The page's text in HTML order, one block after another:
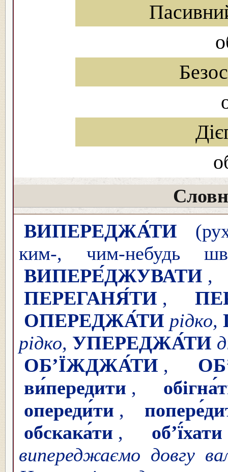
ВИПЕРЕДЖА́ТИ
ким-, чим-небудь
ВИПЕРЕ́ДЖУВАТИ ,
ПЕРЕГАНЯ́ТИ ,
ОПЕРЕДЖА́ТИ рідко,
рідко, УПЕРЕДЖА́ТИ
ОБ’ЇЖДЖА́ТИ ,
ви́передити ,
опереди́ти ,
обскака́ти , об’ї́хати
випереджаємо довгу